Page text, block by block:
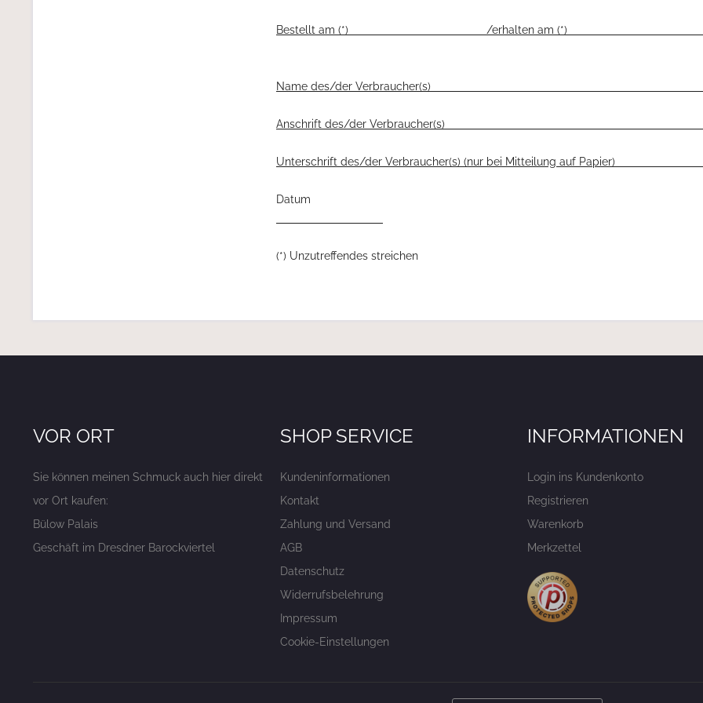
Bestellt am (*) /erhalten am (*)
Name des/der
Anschrift des/der
Unterschrift des/der Verbraucher(s) (nur bei
Datum
(*) Unzutreffendes streichen
VOR ORT
Sie können meinen Schmuck auch hier direkt
vor Ort kaufen:
Bülow Palais
Geschäft im Dresdner Barockviertel
SHOP SERVICE
Kundeninformationen
Kontakt
Zahlung und Versand
AGB
Datenschutz
Widerrufsbelehrung
Impressum
Cookie-Einstellungen
INFORMATIONEN
Login ins Kundenkonto
Registrieren
Warenkorb
Merkzettel